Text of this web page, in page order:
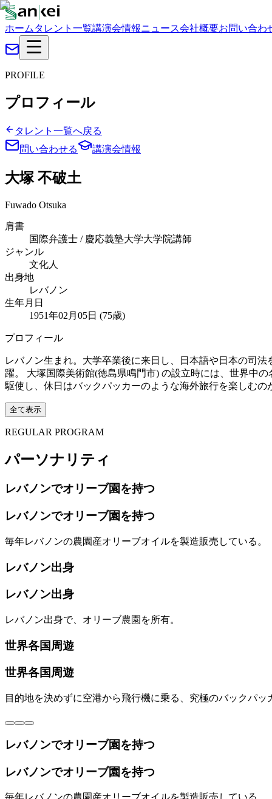
ホーム タレント一覧講演会情報ニュース会社概要お問い合わ
PROFILE
プロフィール
タレント一覧へ戻る
問い合わせる
講演会情報
大塚 不破土
Fuwado Otsuka
肩書
国際弁護士 / 慶応義塾大学大学院講師
ジャンル
文化人
出身地
レバノン
生年月日
1951年02月05日 (75歳)
プロフィール
レバノン生まれ。大学卒業後に来日し、日本語や日本の司
躍。 大塚国際美術館(徳島県鳴門市) の設立時には、世界中
駆使し、休日はバックパッカーのような海外旅行を楽しむ
全て表示
REGULAR PROGRAM
パーソナリティ
レバノンでオリーブ園を持つ
レバノンでオリーブ園を持つ
毎年レバノンの農園産オリーブオイルを製造販売している。
レバノン出身
レバノン出身
レバノン出身で、オリーブ農園を所有。
世界各国周遊
世界各国周遊
目的地を決めずに空港から飛行機に乗る、究極のバックパッ
レバノンでオリーブ園を持つ
レバノンでオリーブ園を持つ